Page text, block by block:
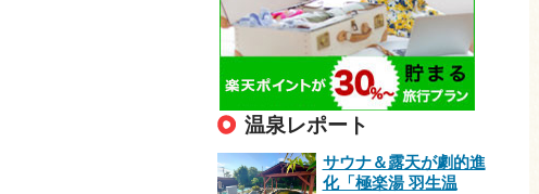
温泉レポート
サウナ＆露天が劇的進
化「極楽湯 羽生温